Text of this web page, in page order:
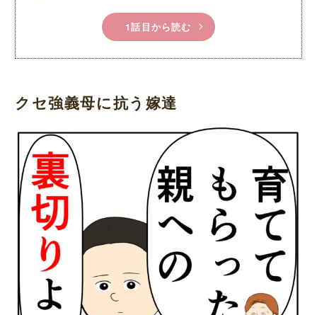
1話目から読む
クセ強義母に抗う嫁達